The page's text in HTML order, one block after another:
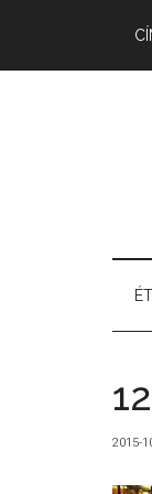
2015-